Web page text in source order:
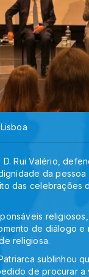
D. Rui Valério,
da
das celebrações
de diálogo
religiosa.
sublinhou
de procurar